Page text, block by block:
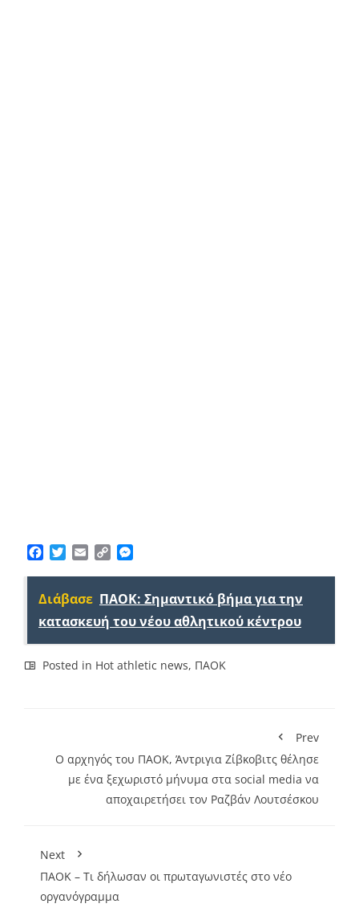
Facebook
TwitterEmailCopy
Διάβασε ΠΑΟΚ: Σημαντικό βήμα για την
κατασκευή του νέου αθλητικού κέντρου
Posted in Hot athletic news, ΠΑΟΚ
Prev
Ο αρχηγός του ΠΑΟΚ, Άντριγια Ζίβκοβιτς θέλησε
με ένα ξεχωριστό μήνυμα στα social media να
αποχαιρετήσει τον Ραζβάν Λουτσέσκου
Next
ΠΑΟΚ – Τι δήλωσαν οι πρωταγωνιστές στο νέο
οργανόγραμμα